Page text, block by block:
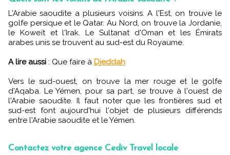
L'Arabie saoudite a plusieurs voisins. A l'Est, on trouve le
golfe persique et le Qatar. Au Nord, on trouve la Jordanie,
le Koweït et l'Irak. Le Sultanat d'Oman et les Émirats
arabes unis se trouvent au sud-est du Royaume.
A lire aussi : Que faire à Djeddah
Vers le sud-ouest, on trouve la mer rouge et le golfe
d'Aqaba. Le Yémen, pour sa part, se trouve à l'ouest de
l'Arabie saoudite. Il faut noter que les frontières sud et
sud-est font aujourd'hui l'objet de plusieurs différends
entre l'Arabie saoudite et le Yémen.
Contactez votre agence Cediv Travel locale